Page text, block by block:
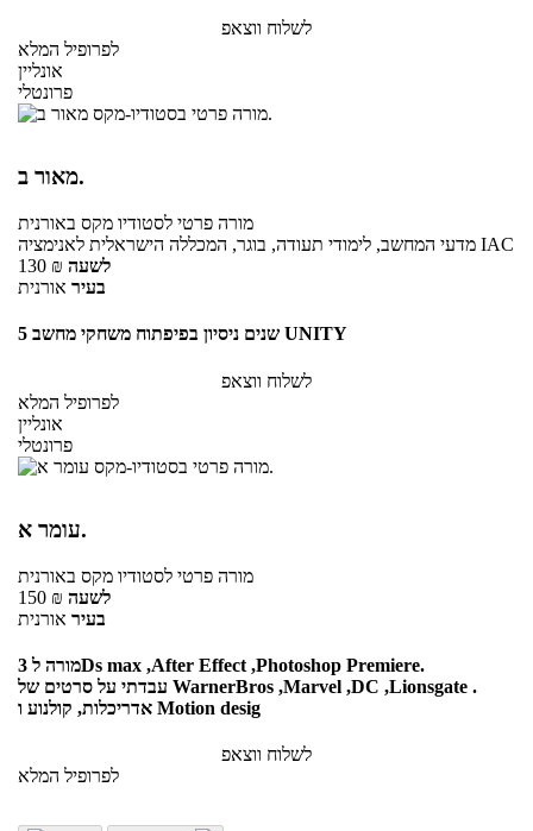
לשלוח ווצאפ
לפרופיל המלא
אונליין
פרונטלי
מאור ב.
מורה פרטי לסטודיו מקס באורנית
מדעי המחשב, לימודי תעודה, בוגר, המכללה הישראלית לאנימציה IAC
130 ₪ לשעה
בעיר אורנית
5 שנים ניסיון בפיפתוח משחקי מחשב UNITY
לשלוח ווצאפ
לפרופיל המלא
אונליין
פרונטלי
עומר א.
מורה פרטי לסטודיו מקס באורנית
150 ₪ לשעה
בעיר אורנית
מורה ל 3Ds max ,After Effect ,Photoshop Premiere.
עבדתי על סרטים של WarnerBros ,Marvel ,DC ,Lionsgate .
אדריכלות, קולנוע ו Motion desig
לשלוח ווצאפ
לפרופיל המלא